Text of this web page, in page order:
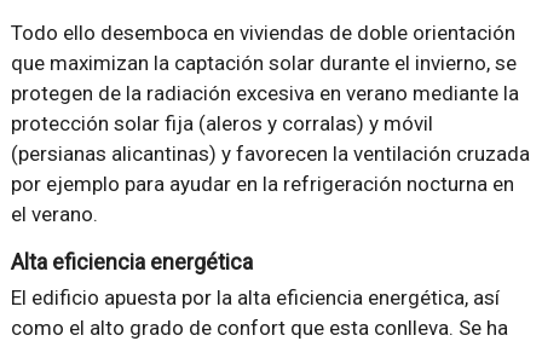
Todo ello desemboca en viviendas de doble orientación
que maximizan la captación solar durante el invierno, se
protegen de la radiación excesiva en verano mediante la
protección solar fija (aleros y corralas) y móvil
(persianas alicantinas) y favorecen la ventilación cruzada
por ejemplo para ayudar en la refrigeración nocturna en
el verano.
Alta eficiencia energética
El edificio apuesta por la alta eficiencia energética, así
como el alto grado de confort que esta conlleva. Se ha